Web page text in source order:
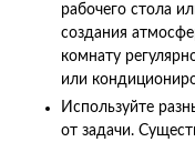
рабочего стола
создания
комнату
или
Используйте
от задачи.